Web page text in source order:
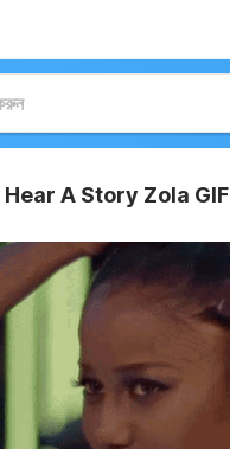
Hear A Story Zola GIF